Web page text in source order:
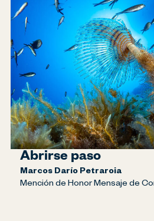
Abrirse paso
Marcos Darío Petraroia
Mención de Honor Mensaje de